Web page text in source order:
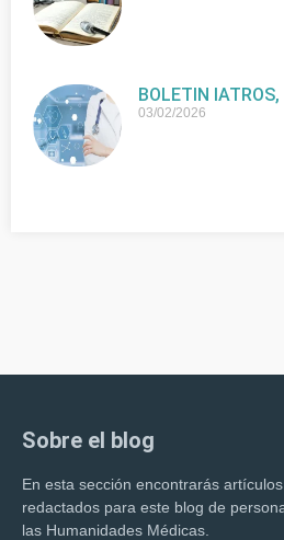
BOLETIN
03/02/2026
Sobre el blog
En esta sección encontrarás
redactados para este blog de
las Humanidades Médicas.